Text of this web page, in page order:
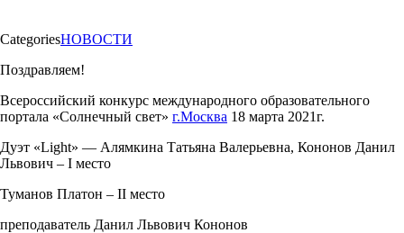
CategoriesНОВОСТИ
Поздравляем!
Всероссийский конкурс международного образовательного
портала «Солнечный свет» г.Москва 18 марта 2021г.
Дуэт «Light» — Алямкина Татьяна Валерьевна, Кононов Данил
Львович – I место
Туманов Платон – II место
преподаватель Данил Львович Кононов